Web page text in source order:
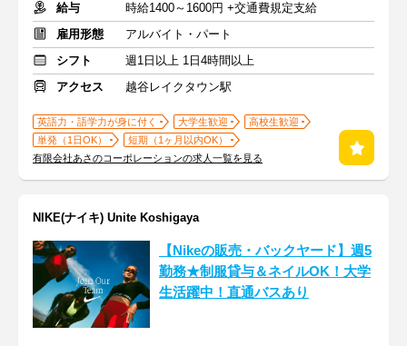
給与
時給1400～1600円 +交通費規定支給
雇用形態
アルバイト・パート
シフト
週1日以上 1日4時間以上
アクセス
越谷レイクタウン駅
英語力・語学力が身に付く 大学生歓迎
高校生歓迎
単発（1日OK）
短期（1ヶ月以内OK）
有限会社あさのコーポレーションの求人一覧を見る
NIKE(ナイキ) Unite Koshigaya
【Nikeの販売・バックヤード】週5
勤務★制服貸与＆ネイルOK！大学
生活躍中！直通バスあり